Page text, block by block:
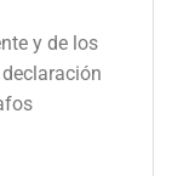
y de los